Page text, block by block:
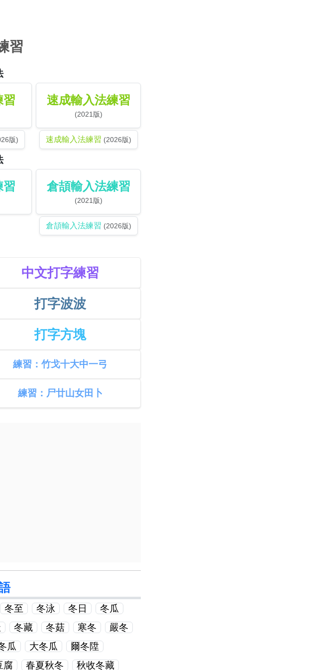
習
習
版)
速成輸入法練習
(2021版)
速成輸入法練習 (2026版)
習 倉頡輸入法練習
(2021版)
倉頡輸入法練習 (2026版)
中文打字練習
打字波波
打字方塊
練習：竹戈十大中一弓
練習：尸廿山女田卜
冬至 冬泳 冬日
冬瓜
冬藏 冬菇 寒冬
嚴冬
瓜 大冬瓜
爾冬陞
腐 春夏秋冬 秋收冬藏